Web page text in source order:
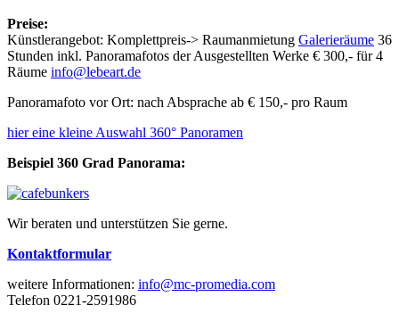
Preise:
Künstlerangebot: Komplettpreis-> Raumanmietung Galerieräume 36
Stunden inkl. Panoramafotos der Ausgestellten Werke € 300,- für 4
Räume info@lebeart.de
Panoramafoto vor Ort: nach Absprache ab € 150,- pro Raum
hier eine kleine Auswahl 360° Panoramen
Beispiel 360 Grad Panorama:
Wir beraten und unterstützen Sie gerne.
Kontaktformular
weitere Informationen: info@mc-promedia.com
Telefon 0221-2591986